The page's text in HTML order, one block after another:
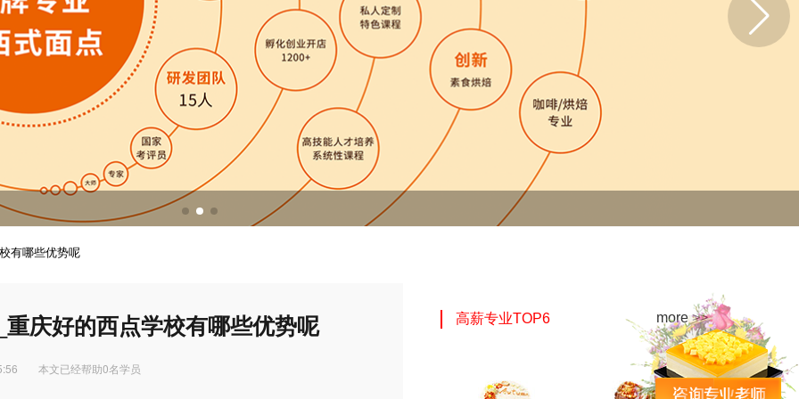
调酒培训 调酒配方
有哪些优势呢
庆好的西点学校有哪些优势呢
本文已经帮助0名学员
高薪专业TOP6 more >>